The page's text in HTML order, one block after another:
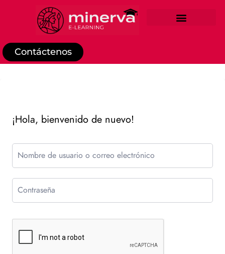
Contáctenos
¡Hola, bienvenido de nuevo!